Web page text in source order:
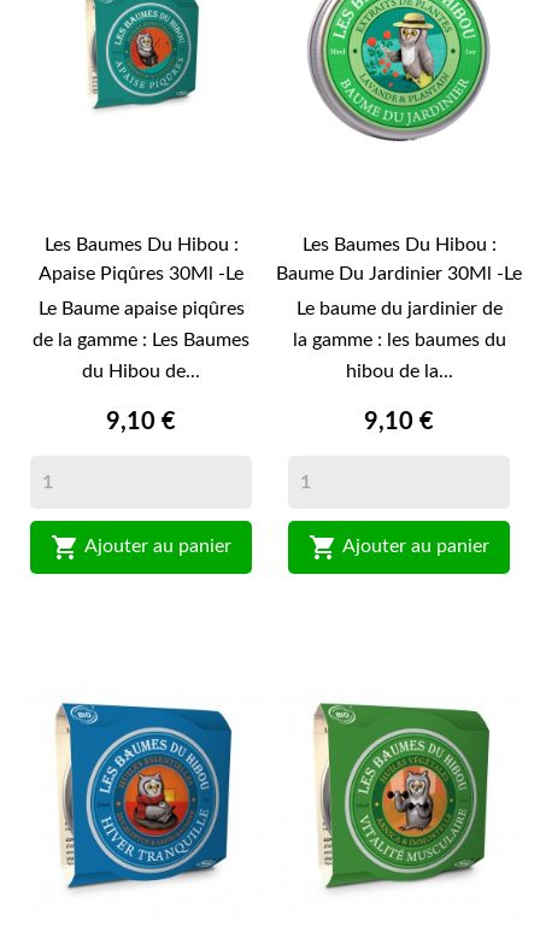
Les Baumes Du Hibou :
Apaise Piqûres 30Ml -Le
Secret Naturel-
Le Baume apaise piqûres
de la gamme : Les Baumes
du Hibou de...
9,10 €
 Ajouter au panier
Les Baumes Du Hibou :
Baume Du Jardinier 30Ml -Le
Secret Naturel-
Le baume du jardinier de
la gamme : les baumes du
hibou de la...
9,10 €
 Ajouter au panier